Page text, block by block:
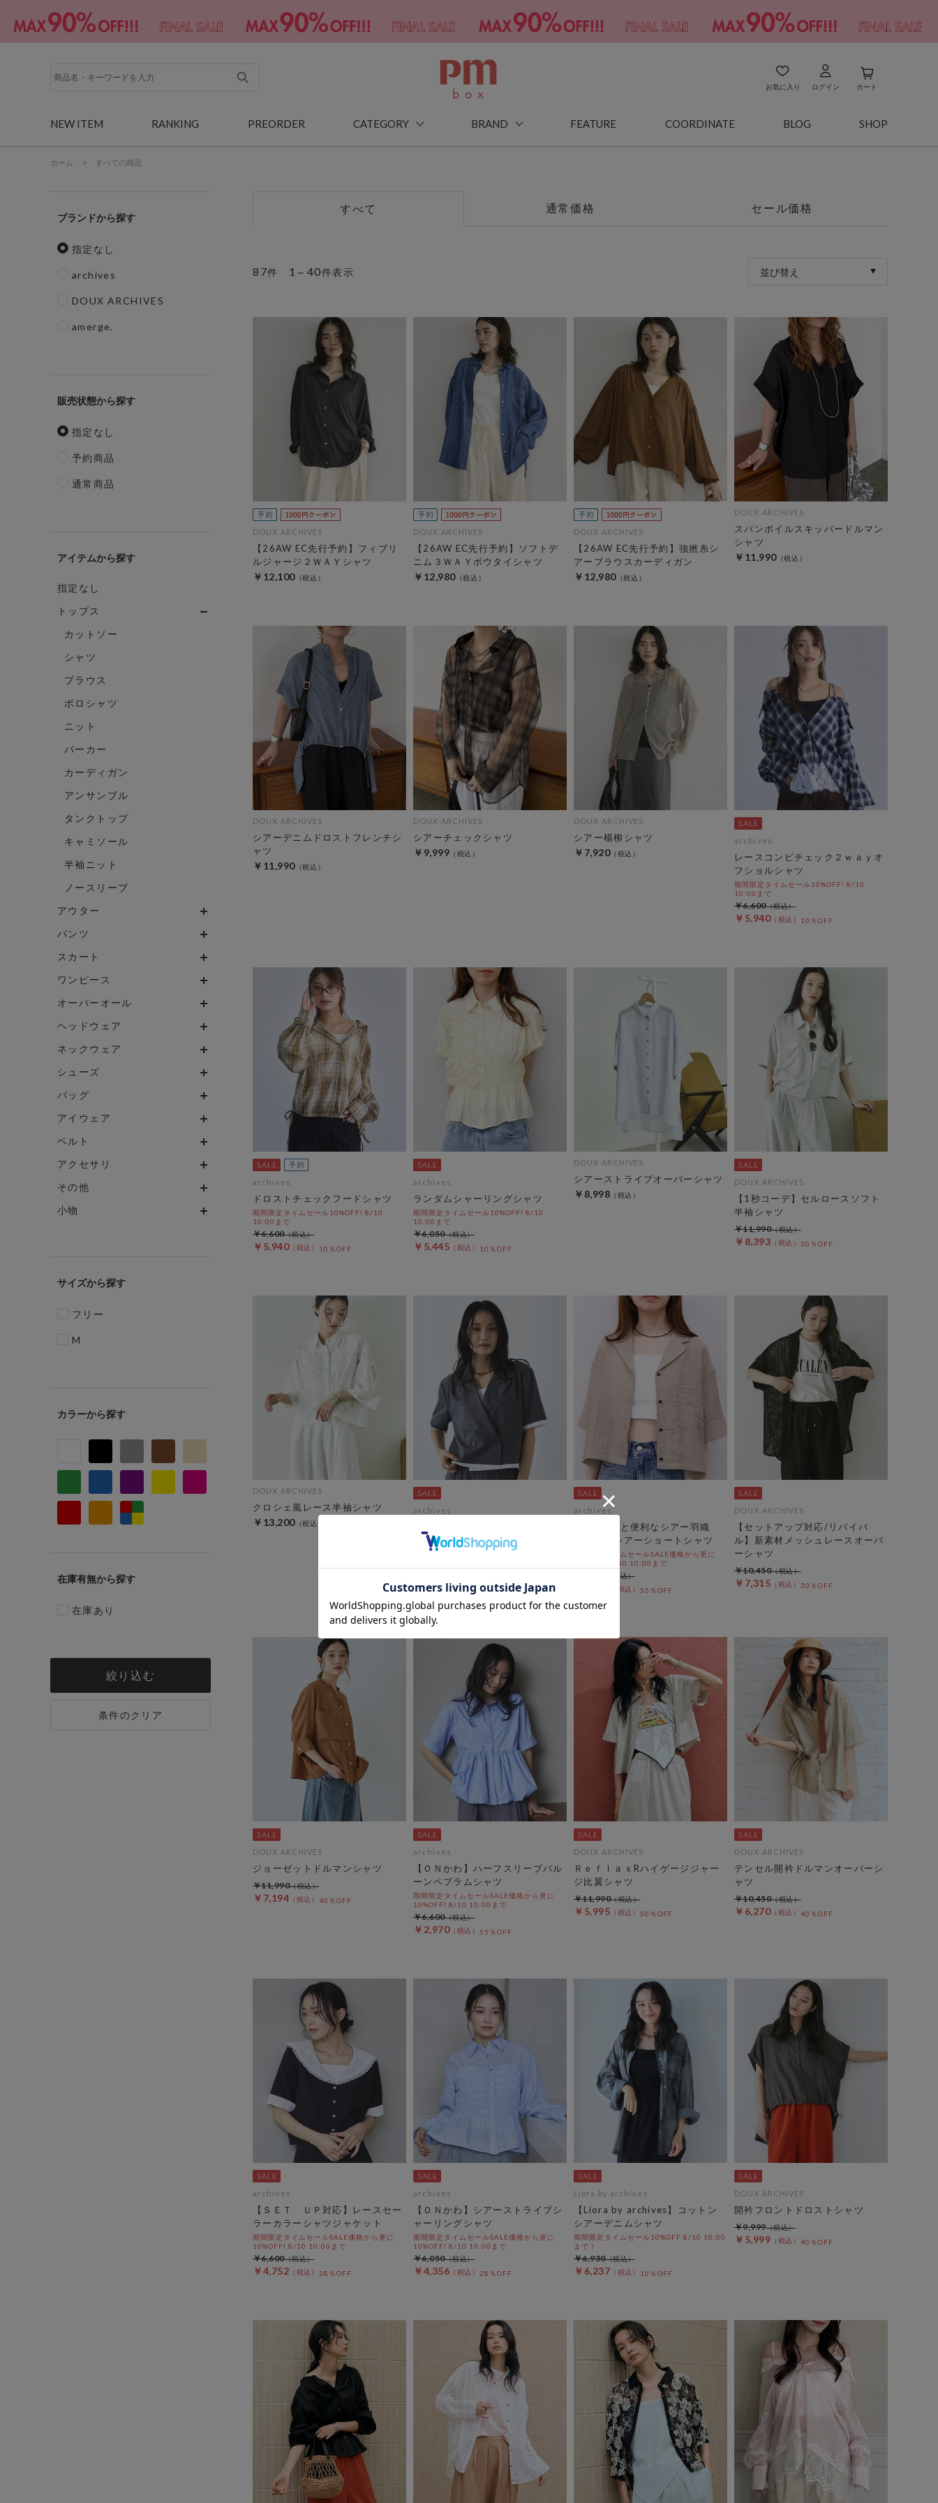
お気に入り ログイン カート
NEW ITEM RANKING PREORDER CATEGORY BRAND FEATURE COORDINATE BLOG SHOP
ホーム > すべての商品
ブランド
指定なし
archives
DOUX ARCHIVES
amerge.
販売状態
指定なし
予約商品
通常商品
アイテム
指定なし
トップス
カットソー
シャツ
ブラウス
ポロシャツ
ニット
パーカー
カーディガン
アンサンブル
タンクトップ
キャミソール
半袖ニット
ノースリーブ
アウター
パンツ
スカート
ワンピース
オーバーオール
ヘッドウェア
ネックウェア
シューズ
バッグ
アイウェア
ベルト
アクセサリ
その他
小物
サイズ
フリー
M
カラー
在庫有無
在庫あり
絞り込む
条件のクリア
すべて 通常価格 セール価格
87件 1 ～ 40件表示 並び替え
DOUX ARCHIVES
【26AW EC先行予約】フィブリ
ルジャージ２ＷＡＹシャツ
￥12,100
DOUX ARCHIVES
【26AW EC先行予約】ソフトデ
ニム３ＷＡＹボウタイシャツ
￥12,980
DOUX ARCHIVES
【26AW EC先行予約】強撚糸シ
アーブラウスカーディガン
￥12,980
DOUX ARCHIVES
スパンボイルスキッパードルマン
シャツ
￥11,990
DOUX ARCHIVES
シアーデニムドロストフレンチシ
ャツ
￥11,990
DOUX ARCHIVES
シアーチェックシャツ
￥9,999
DOUX ARCHIVES
シアー楊柳シャツ
￥7,920
archives
レースコンビチェック２ｗａｙオ
フショルシャツ
期間限定タイムセール10%OFF! 8/10
10:00まで
￥5,940 10％OFF
￥6,600
archives
ドロストチェックフードシャツ
期間限定タイムセール10%OFF! 8/10
10:00まで
￥5,940 10％OFF
￥6,600
archives
ランダムシャーリングシャツ
期間限定タイムセール10%OFF! 8/10
10:00まで
￥5,445 10％OFF
￥6,050
DOUX ARCHIVES
シアーストライプオーバーシャツ
￥8,998
DOUX ARCHIVES
【1秒コーデ】セルロースソフト
半袖シャツ
￥8,393 30％OFF
￥11,990
DOUX ARCHIVES
クロシェ風レース半袖シャツ
￥13,200
archives
ブルシャツＪＫ
期間限定タイムセールSALE価格から更に
￥4,752 28％OFF
archives
【1枚あると便利なシアー羽織
り】開衿シアーショートシャツ
期間限定タイムセールSALE価格から更に
10%OFF! 8/10 10:00まで
55％OFF
DOUX ARCHIVES
【セットアップ対応/リバイバ
ル】新素材メッシュレースオーバ
ーシャツ
￥7,315 30％OFF
￥10,450
DOUX ARCHIVES
ジョーゼットドルマンシャツ
￥7,194 40％OFF
￥11,990
archives
【ＯＮかわ】ハーフスリーブバル
ーンペプラムシャツ
期間限定タイムセールSALE価格から更に
10%OFF! 8/10 10:00まで
￥2,970 55％OFF
￥6,600
DOUX ARCHIVES
ＲｅｆｌａｘRハイゲージジャー
ジ比翼シャツ
￥5,995 50％OFF
￥11,990
DOUX ARCHIVES
テンセル開衿ドルマンオーバーシ
ャツ
￥6,270 40％OFF
￥10,450
archives
【ＳＥＴ ＵＰ対応】レースセー
ラーカラーシャツジャケット
期間限定タイムセールSALE価格から更に
10%OFF! 8/10 10:00まで
￥4,752 28％OFF
￥6,600
archives
【ＯＮかわ】シアーストライプシ
ャーリングシャツ
期間限定タイムセールSALE価格から更に
10%OFF! 8/10 10:00まで
￥4,356 28％OFF
￥6,050
Liora by archives
【Liora by archives】コットン
シアーデニムシャツ
期間限定タイムセール10%OFF 8/10 10:00
まで！
￥6,237 10％OFF
￥6,930
DOUX ARCHIVES
開衿フロントドロストシャツ
￥5,999 40％OFF
￥9,999